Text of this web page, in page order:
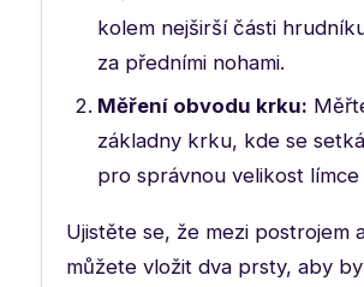
kolem nejširší části
za předními nohami.
Měření obvodu krku:
základny krku, kde se
pro správnou velikost
Ujistěte se, že mezi postrojem
můžete vložit dva prsty, aby